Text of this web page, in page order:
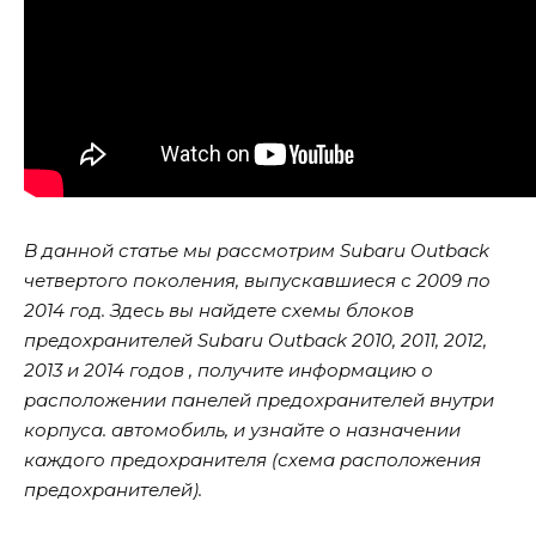
В данной статье мы рассмотрим Subaru Outback
четвертого поколения, выпускавшиеся с 2009 по
2014 год. Здесь вы найдете схемы блоков
предохранителей Subaru Outback 2010, 2011, 2012,
2013 и 2014 годов , получите информацию о
расположении панелей предохранителей внутри
корпуса. автомобиль, и узнайте о назначении
каждого предохранителя (схема расположения
предохранителей).